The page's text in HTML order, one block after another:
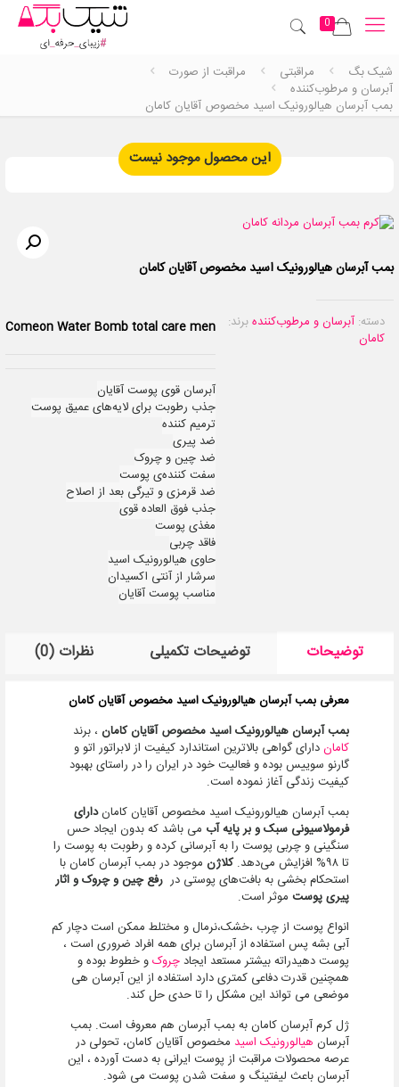
0
شیک بگ مراقبتی
مراقبت از صورت
آبرسان و مرطوب‌کننده
بمب آبرسان هیالورونیک اسید مخصوص آقایان کامان
این محصول موجود نیست
بمب آبرسان هیالورونیک اسید مخصوص آقایان کامان
Comeon Water Bomb total care men
آبرسان قوی پوست آقایان
جذب رطوبت برای لایه‌های عمیق پوست
ترمیم کننده
ضد پیری
ضد چین و چروک
سفت کننده‌ی پوست
ضد قرمزی و تیرگی بعد از اصلاح
جذب فوق العاده قوی
مغذی پوست
فاقد چربی
حاوی هیالورونیک اسید
سرشار از آنتی اکسیدان
مناسب پوست آقایان
دسته: آبرسان و مرطوب‌کنندهبرند:
کامان
توضیحات توضیحات تکمیلی نظرات (0)
معرفی بمب آبرسان هیالورونیک اسید مخصوص آقایان کامان
بمب آبرسان هیالورونیک اسید مخصوص آقایان کامان ، برند
کامانداراى گواهى بالاترین استاندارد کیفیت از لابراتور اتو و
گارنو سوییس بوده و فعالیت خود در ایران را در راستاى بهبود
کیفیت زندگى آغاز نموده است.
بمب آبرسان هیالورونیک اسید مخصوص آقایان کاماندارای
فرمولاسیونی سبک و بر پایه آب می باشد که بدون ایجاد حس
سنگینی و چربی پوست را به آبرسانی کرده و رطوبت به پوست را
تا ۹۸% افزایش می‌دهد.
کلاژن موجود در بمب آبرسان کامان با
استحکام بخشی به بافت‌های پوستی در رفع چین و چروک و اثار
پیری پوست موثر است.
انواع پوست از چرب ،خشک،نرمال و مختلط ممکن است دچار کم
آبی بشه پس استفاده از آبرسان برای همه افراد ضروری است ،
پوست دهیدراته بیشتر مستعد ایجادچروکو خطوط بوده و
همچنین قدرت دفاعی کمتری دارد استفاده از این آبرسان هی
موضعی می تواند این مشکل را تا حدی حل کند.
ژل کرم آبرسان کامان به بمب آبرسان هم معروف است. بمب
آبرسان هیالورونیک اسید مخصوص آقایان کامان، تحولی در
عرصه محصولات مراقبت از پوست ایرانی به دست آورده ، این
آبرسان باعث لیفتینگ و سفت شدن پوست می شود.